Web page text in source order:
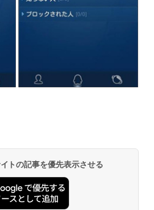
トの記事を優先表示させる